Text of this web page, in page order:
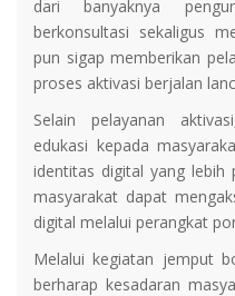
dari banyaknya
berkonsultasi sekaligus
pun sigap memberikan
proses aktivasi berjalan
Selain pelayanan
edukasi kepada
identitas digital yang lebih
masyarakat dapat
digital melalui perangkat
Melalui kegiatan jemput
berharap kesadaran